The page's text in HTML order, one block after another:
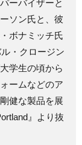
ーバイザーと
ソン氏と、彼
ボナミッチ氏
・クロージン
学生の頃から
ームなどのア
健な製品を展
』より抜